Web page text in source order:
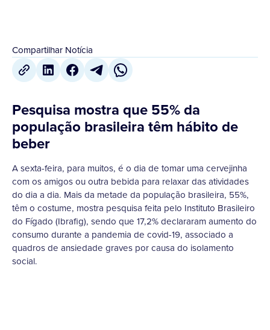
Compartilhar Notícia
Pesquisa mostra que 55% da
população brasileira têm hábito de
beber
A sexta-feira, para muitos, é o dia de tomar uma cervejinha
com os amigos ou outra bebida para relaxar das atividades
do dia a dia. Mais da metade da população brasileira, 55%,
têm o costume, mostra pesquisa feita pelo Instituto Brasileiro
do Fígado (Ibrafig), sendo que 17,2% declararam aumento do
consumo durante a pandemia de covid-19, associado a
quadros de ansiedade graves por causa do isolamento
social.